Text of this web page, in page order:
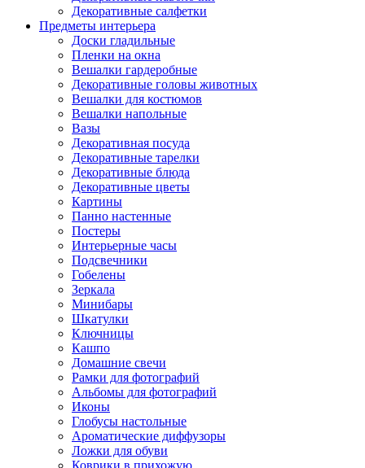
Декоративные салфетки
Предметы интерьера
Доски гладильные
Пленки на окна
Вешалки гардеробные
Декоративные головы животных
Вешалки для костюмов
Вешалки напольные
Вазы
Декоративная посуда
Декоративные тарелки
Декоративные блюда
Декоративные цветы
Картины
Панно настенные
Постеры
Интерьерные часы
Подсвечники
Гобелены
Зеркала
Минибары
Шкатулки
Ключницы
Кашпо
Домашние свечи
Рамки для фотографий
Альбомы для фотографий
Иконы
Глобусы настольные
Ароматические диффузоры
Ложки для обуви
Коврики в прихожую